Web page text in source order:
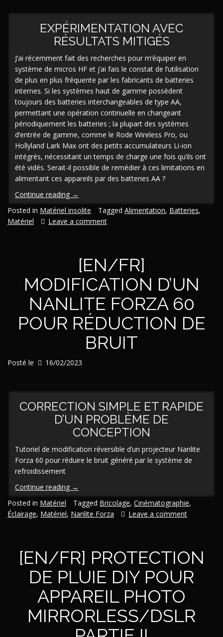
EXPÉRIMENTATION AVEC
RÉSULTATS MITIGÉS
J’ai récemment fait des recherches pour m’équiper en
système de micros HF et j’ai fais le constat de l’utilisation
de plus en plus fréquente par les fabricants de batteries
internes. Si les systèmes haut de gamme possèdent
toujours des batteries interchangeables de type AA,
permettant une opération continuelle en changeant
périodiquement les batteries ; la plupart des systèmes
d’entrée de gamme, comme le Rode Wireless Pro, ou
Hollyland Lark Max ont des petits accumulateurs Li-ion
intégrés, nécessitant un temps de charge une fois qu’ils ont
été vidés. Serait-il possible de remédier à ces limitations en
alimentant ces appareils par des batteries AA ?
Continue reading « [En/Fr]
Alimenter
les
petits
par
piles
AA »
→
Posted in Matériel insolite Tagged Alimentation, Batteries,
Matériel
Leave a comment
[EN/FR]
MODIFICATION D’UN
NANLITE FORZA 60
POUR RÉDUCTION DE
BRUIT
Posté le 16/02/2023
CORRECTION SIMPLE ET RAPIDE
D’UN PROBLÈME DE
CONCEPTION
Tutoriel de modification réversible d’un projecteur Nanlite
Forza 60 pour réduire le bruit généré par le système de
refroidissement
Continue reading « [En/Fr]
Modification
d’un
Nanlite
pour
réduction
bruit »
→
Posted in Matériel Tagged Bricolage, Cinématographie,
Éclairage, Matériel, Nanlite Forza Leave a comment
[EN/FR] PROTECTION
DE PLUIE DIY POUR
APPAREIL PHOTO
MIRRORLESS/DSLR